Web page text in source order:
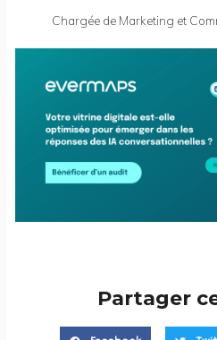
Chargée de Marketing et
Partager